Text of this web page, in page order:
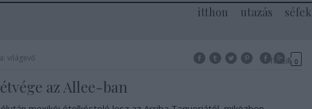
itthon utazás séfek
világevő Tetszik 0
az Allee-ban